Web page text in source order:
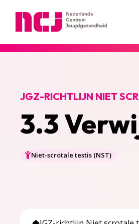
3.3
JGZ-RICHTLIJN NIET
Niet-scrotale testis (NST)